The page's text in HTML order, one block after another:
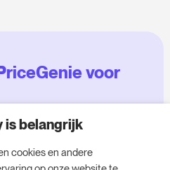
voor
14-daagse proefversie
- zonder
is belangrijk
cookies en andere